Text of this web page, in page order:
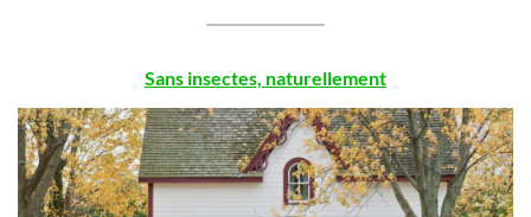
Sans insectes, naturellement